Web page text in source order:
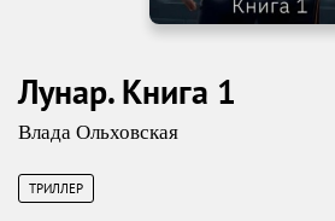
Лунар. Книга 1
Влада Ольховская
ТРИЛЛЕР